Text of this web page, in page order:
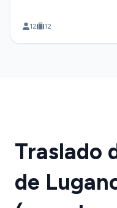
12 12
Traslado
de